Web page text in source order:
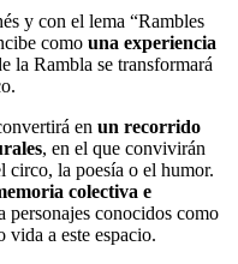
y con el lema “Rambles
como una experiencia
la Rambla se transformará
en un recorrido
, en el que convivirán
circo, la poesía o el humor.
colectiva e
personajes conocidos como
vida a este espacio.